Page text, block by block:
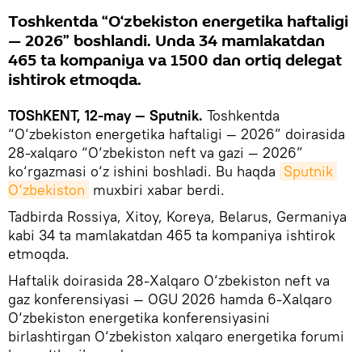
Toshkentda “O‘zbekiston energetika haftaligi
— 2026” boshlandi. Unda 34 mamlakatdan
465 ta kompaniya va 1500 dan ortiq delegat
ishtirok etmoqda.
TOShKENT, 12-may — Sputnik. Toshkentda
“O‘zbekiston energetika haftaligi — 2026” doirasida
28-xalqaro “O‘zbekiston neft va gazi — 2026”
ko‘rgazmasi o‘z ishini boshladi. Bu haqda Sputnik
O‘zbekiston muxbiri xabar berdi.
Tadbirda Rossiya, Xitoy, Koreya, Belarus, Germaniya
kabi 34 ta mamlakatdan 465 ta kompaniya ishtirok
etmoqda.
Haftalik doirasida 28-Xalqaro O‘zbekiston neft va
gaz konferensiyasi — OGU 2026 hamda 6-Xalqaro
O‘zbekiston energetika konferensiyasini
birlashtirgan O‘zbekiston xalqaro energetika forumi